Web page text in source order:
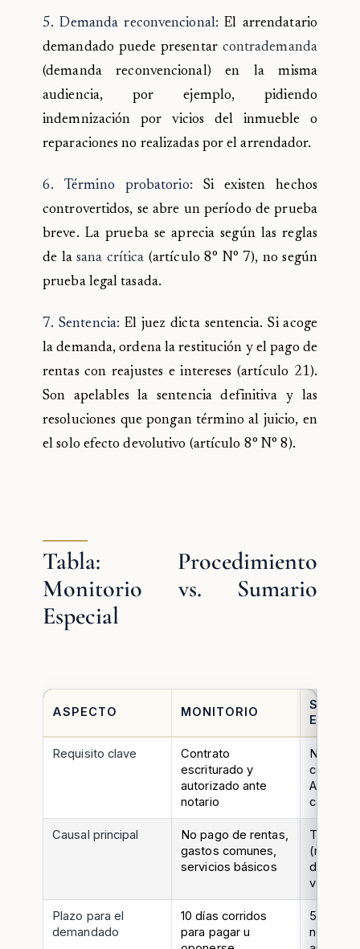
5. Demanda reconvencional: El arrendatario
demandado puede presentar contrademanda
(demanda reconvencional) en la misma
audiencia, por ejemplo, pidiendo
indemnización por vicios del inmueble o
reparaciones no realizadas por el arrendador.
6. Término probatorio: Si existen hechos
controvertidos, se abre un período de prueba
breve. La prueba se aprecia según las reglas
de lasana crítica (artículo 8° N° 7), no según
prueba legal tasada.
7. Sentencia: El juez dicta sentencia. Si acoge
la demanda, ordena la restitución y el pago de
rentas con reajustes e intereses (artículo 21).
Son apelables la sentencia definitiva y las
resoluciones que pongan término al juicio, en
el solo efecto devolutivo (artículo 8° N° 8).
Tabla: Procedimiento
Monitorio vs. Sumario
Especial
ASPECTO MONITORIO
Requisito clave
Contrato
escriturado y
autorizado ante
notario
No
contrato
Aplica a
causal
Causal principal
No pago de rentas,
gastos comunes,
servicios básicos
Todas
(no
Plazo para el
demandado
10 días corridos
para pagar u
5° día